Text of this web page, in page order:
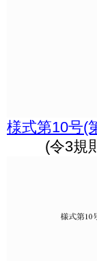
様式第10号(
(令3規